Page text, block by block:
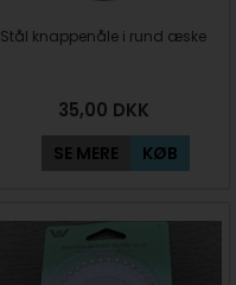
Stål knappenåle i rund æske
35,00 DKK
SE MERE KØB